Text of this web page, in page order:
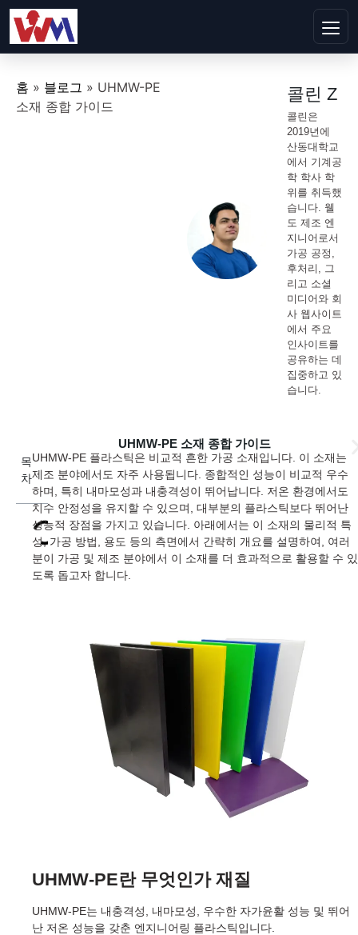
홈 » 블로그 » UHMW-PE
소재 종합 가이드
콜린 Z
콜린은
2019년에
산동대학교
에서 기계공
학 학사 학
위를 취득했
습니다. 웰
도 제조 엔
지니어로서
가공 공정,
후처리, 그
리고 소셜
미디어와 회
사 웹사이트
에서 주요
인사이트를
공유하는 데
집중하고 있
습니다.
목
차
UHMW-PE 소재 종합 가이드
UHMW-PE 플라스틱은 비교적 흔한 가공 소재입니다. 이 소재는
제조 분야에서도 자주 사용됩니다. 종합적인 성능이 비교적 우수
하며, 특히 내마모성과 내충격성이 뛰어납니다. 저온 환경에서도
치수 안정성을 유지할 수 있으며, 대부분의 플라스틱보다 뛰어난
성능적 장점을 가지고 있습니다. 아래에서는 이 소재의 물리적 특
성, 가공 방법, 용도 등의 측면에서 간략히 개요를 설명하여, 여러
분이 가공 및 제조 분야에서 이 소재를 더 효과적으로 활용할 수 있
도록 돕고자 합니다.
UHMW-PE란 무엇인가재질
UHMW-PE는 내충격성, 내마모성, 우수한 자가윤활 성능 및 뛰어
난 저온 성능을 갖춘 엔지니어링 플라스틱입니다.